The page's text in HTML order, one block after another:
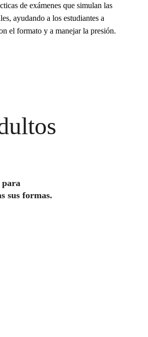
de exámenes que simulan las
ayudando a los estudiantes a
el formato y a manejar la presión.
para
sus formas.